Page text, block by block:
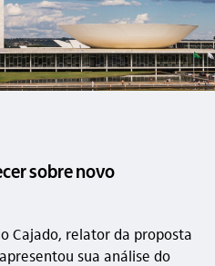
sobre novo
Cajado, relator da proposta
sua análise do